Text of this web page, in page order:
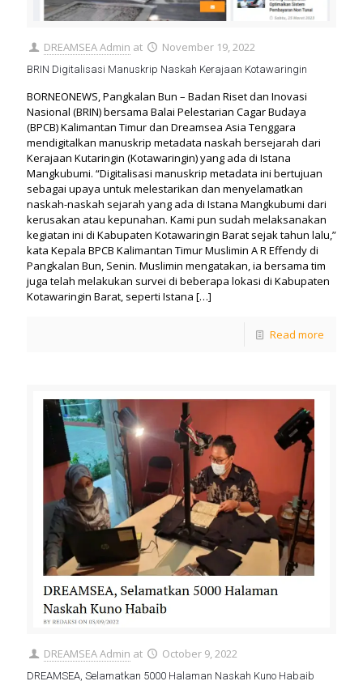
DREAMSEA Admin at November 19, 2022
BRIN Digitalisasi Manuskrip Naskah Kerajaan Kotawaringin
BORNEONEWS, Pangkalan Bun – Badan Riset dan Inovasi
Nasional (BRIN) bersama Balai Pelestarian Cagar Budaya
(BPCB) Kalimantan Timur dan Dreamsea Asia Tenggara
mendigitalkan manuskrip metadata naskah bersejarah dari
Kerajaan Kutaringin (Kotawaringin) yang ada di Istana
Mangkubumi. “Digitalisasi manuskrip metadata ini bertujuan
sebagai upaya untuk melestarikan dan menyelamatkan
naskah-naskah sejarah yang ada di Istana Mangkubumi dari
kerusakan atau kepunahan. Kami pun sudah melaksanakan
kegiatan ini di Kabupaten Kotawaringin Barat sejak tahun lalu,”
kata Kepala BPCB Kalimantan Timur Muslimin A R Effendy di
Pangkalan Bun, Senin. Muslimin mengatakan, ia bersama tim
juga telah melakukan survei di beberapa lokasi di Kabupaten
Kotawaringin Barat, seperti Istana […]
Read more
DREAMSEA Admin at October 9, 2022
DREAMSEA, Selamatkan 5000 Halaman Naskah Kuno Habaib